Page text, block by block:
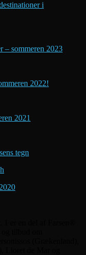
i
– sommeren 2023
2022!
2021
tegn